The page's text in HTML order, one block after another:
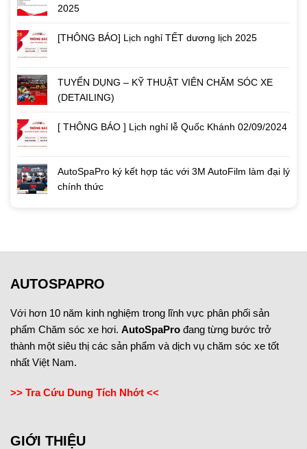
2025
[THÔNG BÁO] Lịch nghỉ TẾT dương lịch 2025
TUYỂN DỤNG – KỸ THUẬT VIÊN CHĂM SÓC XE
(DETAILING)
[ THÔNG BÁO ] Lịch nghỉ lễ Quốc Khánh 02/09/2024
AutoSpaPro ký kết hợp tác với 3M AutoFilm làm đại lý
chính thức
AUTOSPAPRO
Với hơn 10 năm kinh nghiệm trong lĩnh vực phân phối sản
phẩm Chăm sóc xe hơi. AutoSpaPro đang từng bước trở
thành một siêu thị các sản phẩm và dịch vụ chăm sóc xe tốt
nhất Việt Nam.
>> Tra Cứu Dung Tích Nhớt <<
GIỚI THIỆU